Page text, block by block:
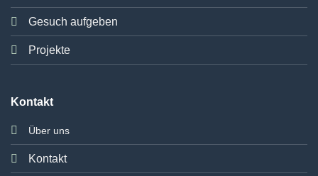
Gesuch aufgeben
Projekte
Kontakt
Über uns
Kontakt